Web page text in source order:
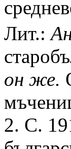
Лит.:
он же.
2. C.